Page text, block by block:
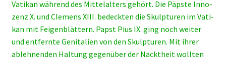
Vati­kan wäh­rend des Mit­tel­al­ters gehört. Die Päps­te Inno­
zenz X. und Cle­mens XIII. bedeck­ten die Skulp­tu­ren im Vati­
kan mit Fei­gen­blät­tern. Papst Pius IX. ging noch wei­ter
und ent­fern­te Geni­ta­li­en von den Skulp­tu­ren. Mit ihrer
ableh­nen­den Hal­tung gegen­über der Nackt­heit woll­ten